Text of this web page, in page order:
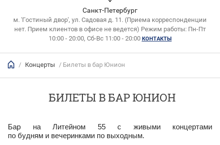
Санкт-Петербург
м. 'Гостиный двор', ул. Садовая д. 11. (Приема корреспонденции
нет. Прием клиентов в офисе не ведется) Режим работы: Пн-Пт
10:00 - 20:00, Сб-Вс 11:00 - 20:00 КОНТАКТЫ
/ Концерты / Билеты в бар Юнион
БИЛЕТЫ В БАР ЮНИОН
Бар на Литейном 55 с
живыми концертами
по будням и вечеринками по выходным.